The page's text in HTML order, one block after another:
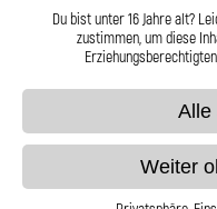
Du bist unter 16 Jahre alt?
zustimmen, um diese
Alle
Weiter